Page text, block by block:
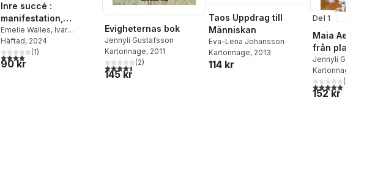
Inre succé :
manifestation,
astrologi, spiritualitet
2025
Emelie Walles, Ivar
Kristoffersson
Frank Månsson
Häftad, 2024
4,0utav 5 stjärnor. Totalt antal röster:
(1)
90 kr
Evigheternas bok
Jennyli Gustafsson
Kartonnage, 2011
4,5utav 5 stjärnor. Totalt antal röster:
(2)
145 kr
Taos Uppdrag till
Människan
Eva-Lena Johansson
Kartonnage, 2013
114 kr
Del 1
Maia Aela.
från planeten
Jennyli
Kartonnage
5,0utav 5(
152 kr